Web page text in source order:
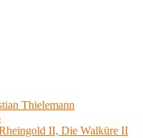
Thielemann
II, Die Walküre II